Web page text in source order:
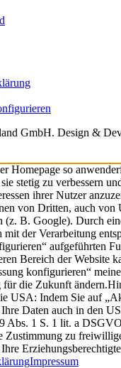
GmbH. Design &
Homepage so
stetig zu verbessern
ihrer Nutzer
von Dritten, auch von
(z. B. Google). Durch
der Verarbeitung
aufgeführten
Bereich der Website
konfigurieren“
die Zukunft ändern.
USA: Indem Sie auf
Daten auch in den
Abs. 1 S. 1 lit. a
Zustimmung zu
Impressum